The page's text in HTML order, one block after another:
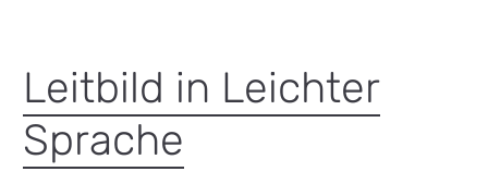
Leitbild in Leichter
Sprache